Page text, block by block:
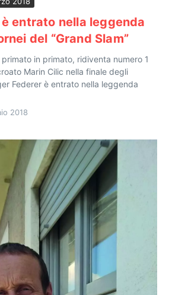
entrato nella leggenda
del “Grand Slam”
in primato, ridiventa numero 1
Marin Cilic nella finale degli
Federer è entrato nella leggenda
2018